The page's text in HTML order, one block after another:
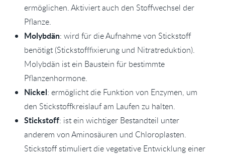
ermöglichen. Aktiviert auch den Stoffwechsel der
Pflanze.
Molybdän: wird für die Aufnahme von Stickstoff
benötigt (Stickstofffixierung und Nitratreduktion).
Molybdän ist ein Baustein für bestimmte
Pflanzenhormone.
Nickel: ermöglicht die Funktion von Enzymen, um
den Stickstoffkreislauf am Laufen zu halten.
Stickstoff: ist ein wichtiger Bestandteil unter
anderem von Aminosäuren und Chloroplasten.
Stickstoff stimuliert die vegetative Entwicklung einer